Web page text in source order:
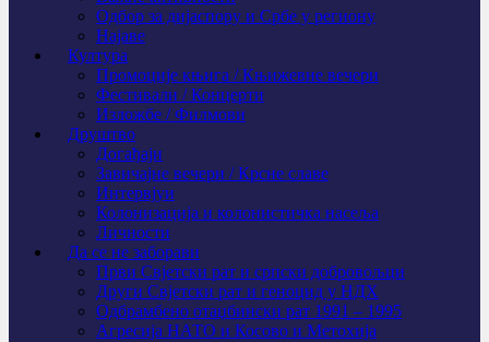
Одбор за дијаспору и Србе у региону
Најаве
Култура
Промоције књига / Књижевне вечери
Фестивали / Концерти
Изложбе / Филмови
Друштво
Догађаји
Завичајне вечери / Крсне славе
Интервјуи
Колонизација и колонистичка насеља
Личности
Да се не заборави
Први Свјeтски рат и српски добровољци
Други Свјетски рат и геноцид у НДХ
Одбрамбено отаџбински рат 1991 – 1995
Агресија НАТО и Косово и Метохија